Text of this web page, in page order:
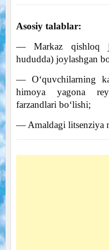
Asosiy talablar:
— Markaz qishloq
hududda) joylashgan
— O‘quvchilarning
himoya yagona
farzandlari bo‘lishi;
— Amaldagi litsenziya